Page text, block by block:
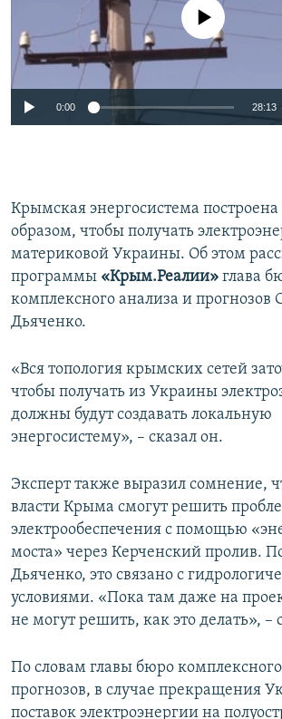
ПОБЕДИТЕЛЕЙ НЕ СУДЯТ?
КРЫМ.НЕПОКОРЕННЫЙ
ELIFBE
УКРАИНСКАЯ ПРОБЛЕМА КРЫМА
ПРИСОЕДИНЯЙТЕСЬ!No media source currently
0:00 28:13
Крымская энергосистема
образом, чтобы получать
материковой Украины. Об этом
программы «Крым.Реалии» глава
комплексного анализа и прогнозов
Дьяченко.
«Вся топология крымских сетей
чтобы получать из Украины
должны будут создавать локальную
энергосистему», – сказал он.
Эксперт также выразил сомнение,
власти Крыма смогут решить
электрообеспечения с помощью
моста» через Керченский пролив.
Дьяченко, это связано с
условиями. «Пока там даже на
не могут решить, как это делать», –
По словам главы бюро
прогнозов, в случае прекращения
поставок электроэнергии на